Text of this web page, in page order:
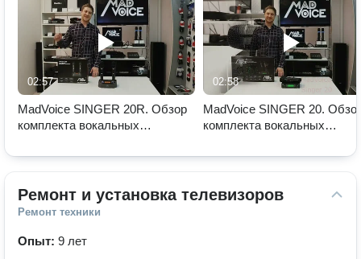
02:57
MadVoice SINGER 20R. Обзор
комплекта вокальных
аккумуляторах
02:58
MadVoice SINGER 20.
комплекта вокальных
караоке
Ремонт и установка телевизоров
Ремонт техники
Опыт: 9 лет